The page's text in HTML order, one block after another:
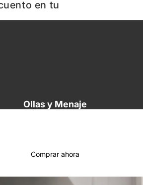
en tu
Ollas y Menaje
Comprar ahora